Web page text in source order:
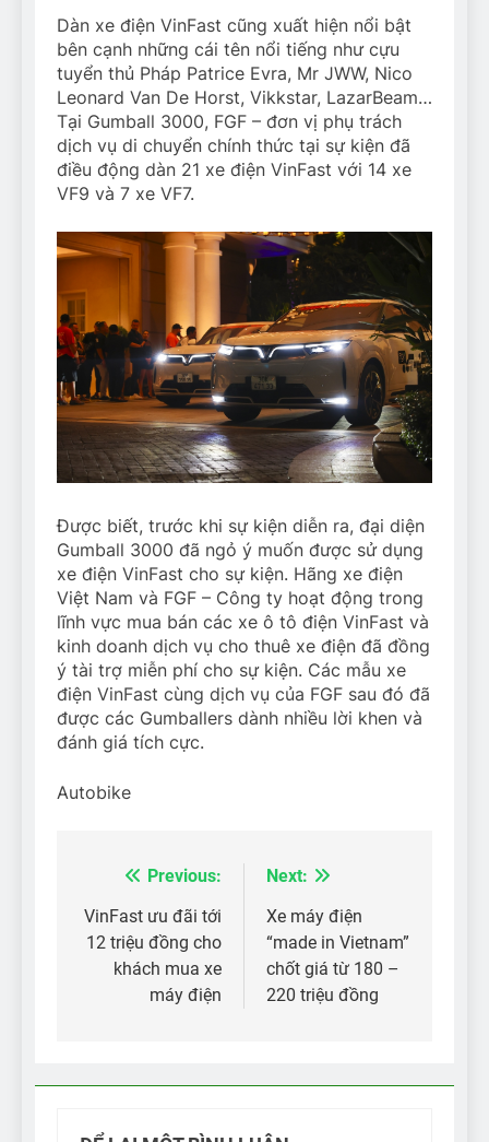
Dàn xe điện VinFast cũng xuất hiện nổi bật
bên cạnh những cái tên nổi tiếng như cựu
tuyển thủ Pháp Patrice Evra, Mr JWW, Nico
Leonard Van De Horst, Vikkstar, LazarBeam…
Tại Gumball 3000, FGF – đơn vị phụ trách
dịch vụ di chuyển chính thức tại sự kiện đã
điều động dàn 21 xe điện VinFast với 14 xe
VF9 và 7 xe VF7.
Được biết, trước khi sự kiện diễn ra, đại diện
Gumball 3000 đã ngỏ ý muốn được sử dụng
xe điện VinFast cho sự kiện. Hãng xe điện
Việt Nam và FGF – Công ty hoạt động trong
lĩnh vực mua bán các xe ô tô điện VinFast và
kinh doanh dịch vụ cho thuê xe điện đã đồng
ý tài trợ miễn phí cho sự kiện. Các mẫu xe
điện VinFast cùng dịch vụ của FGF sau đó đã
được các Gumballers dành nhiều lời khen và
đánh giá tích cực.
Autobike
Điều
hướng
Previous:
VinFast ưu đãi tới
12 triệu đồng cho
khách mua xe
máy điện
Next:
Xe máy điện
“made in Vietnam”
chốt giá từ 180 –
220 triệu đồng